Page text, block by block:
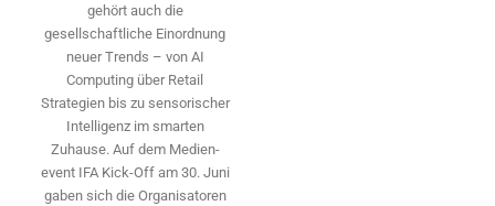
gehört auch die
gesellschaftliche Einordnung
neuer Trends – von AI
Computing über Retail
Strategien bis zu sensorischer
Intelligenz im smarten
Zuhause. Auf dem Medien­
event IFA Kick-Off am 30. Juni
gaben sich die Organisatoren